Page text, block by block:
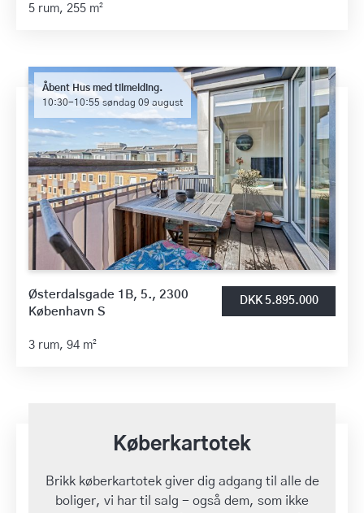
5 rum, 255 m²
Åbent Hus med tilmelding.
10:30-10:55 søndag 09 august
Østerdalsgade 1B, 5., 2300
København S
DKK 5.895.000
3 rum, 94 m²
Køberkartotek
Brikk køberkartotek giver dig adgang til alle de
boliger, vi har til salg - også dem, som ikke